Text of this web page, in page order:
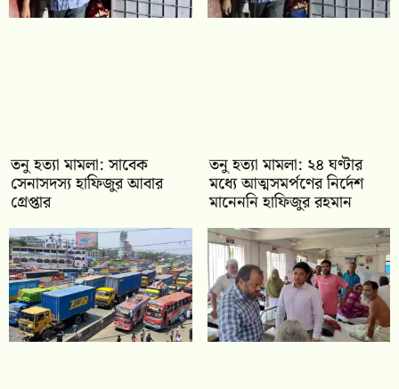
তনু হত্যা মামলা: সাবেক
সেনাসদস্য হাফিজুর আবার
গ্রেপ্তার
তনু হত্যা মামলা: ২৪ ঘণ্টার
মধ্যে আত্মসমর্পণের নির্দেশ
মানেননি হাফিজুর রহমান